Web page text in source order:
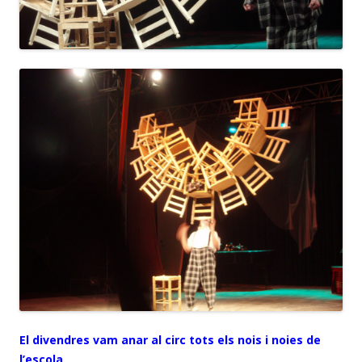
El divendres vam anar al circ tots els nois i noies de
l’escola.